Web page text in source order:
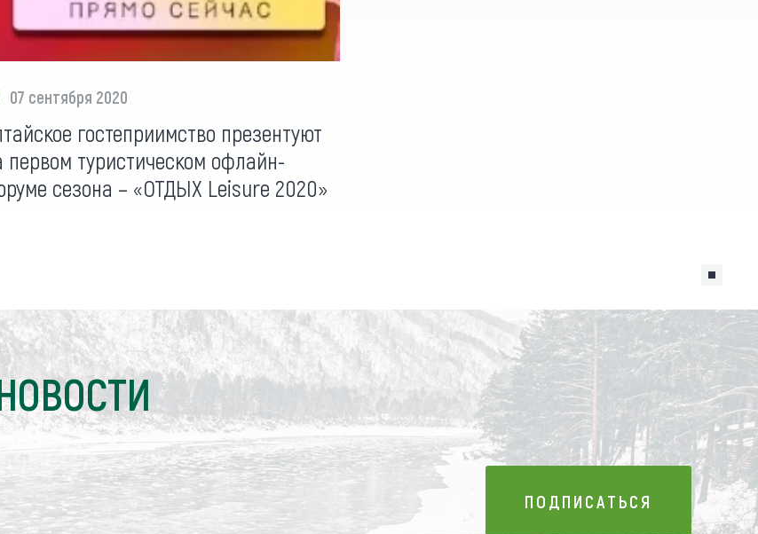
07 сентября 2020
гостеприимство презентуют
первом туристическом офлайн-
сезона – «ОТДЫХ Leisure 2020»
ПОДПИСАТЬСЯ